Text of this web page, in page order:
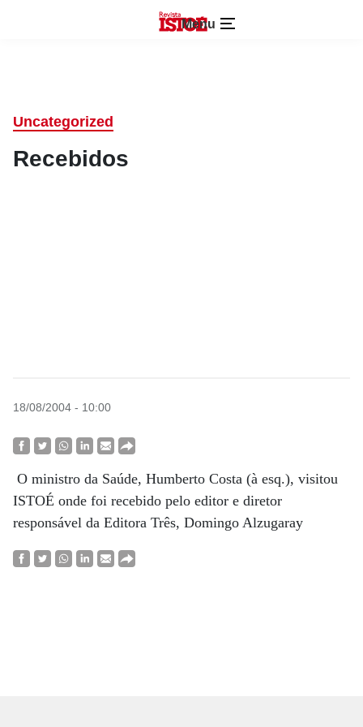
Menu
Uncategorized
Recebidos
18/08/2004 - 10:00
O ministro da Saúde, Humberto Costa (à esq.), visitou
ISTOÉ onde foi recebido pelo editor e diretor
responsável da Editora Três, Domingo Alzugaray